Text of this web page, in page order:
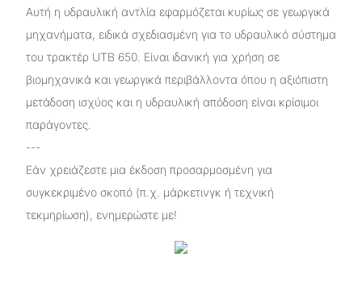
Αυτή η υδραυλική αντλία εφαρμόζεται κυρίως σε γεωργικά
μηχανήματα, ειδικά σχεδιασμένη για το υδραυλικό σύστημα
του τρακτέρ UTB 650. Είναι ιδανική για χρήση σε
βιομηχανικά και γεωργικά περιβάλλοντα όπου η αξιόπιστη
μετάδοση ισχύος και η υδραυλική απόδοση είναι κρίσιμοι
παράγοντες.
---
Εάν χρειάζεστε μια έκδοση προσαρμοσμένη για
συγκεκριμένο σκοπό (π.χ. μάρκετινγκ ή τεχνική
τεκμηρίωση), ενημερώστε με!